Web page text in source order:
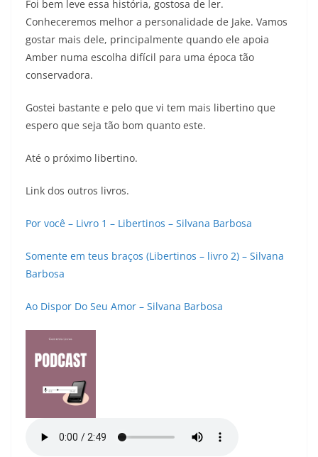
Foi bem leve essa história, gostosa de ler.
Conheceremos melhor a personalidade de Jake. Vamos
gostar mais dele, principalmente quando ele apoia
Amber numa escolha difícil para uma época tão
conservadora.
Gostei bastante e pelo que vi tem mais libertino que
espero que seja tão bom quanto este.
Até o próximo libertino.
Link dos outros livros.
Por você – Livro 1 – Libertinos – Silvana Barbosa
Somente em teus braços (Libertinos – livro 2) – Silvana
Barbosa
Ao Dispor Do Seu Amor – Silvana Barbosa